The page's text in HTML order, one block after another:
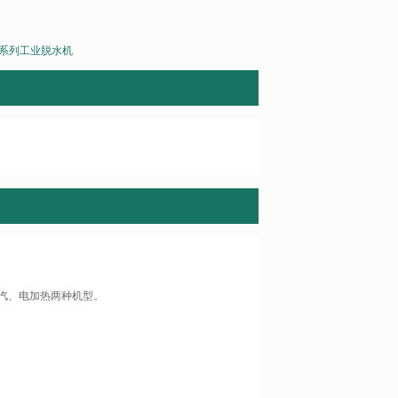
列工业脱水机
电加热两种机型。